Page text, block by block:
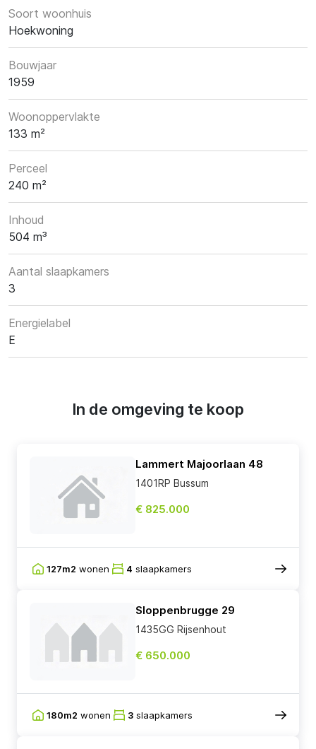
Soort woonhuis
Hoekwoning
Bouwjaar
1959
Woonoppervlakte
133 m²
Perceel
240 m²
Inhoud
504 m³
Aantal slaapkamers
3
Energielabel
E
In de omgeving te koop
Lammert Majoorlaan 48
1401RP Bussum
€ 825.000
127m2 wonen 4 slaapkamers
Sloppenbrugge 29
1435GG Rijsenhout
€ 650.000
180m2 wonen 3 slaapkamers